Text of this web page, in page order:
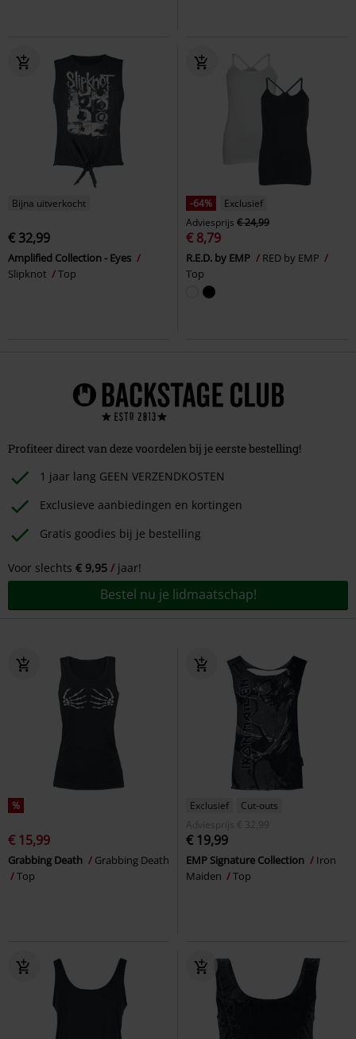
Bijna uitverkocht
€ 32,99
Amplified Collection - Eyes
Slipknot
Top
-64%
Exclusief
Adviesprijs € 24,99
€ 8,79
R.E.D. by EMP
RED by EMP
Top
Profiteer direct van deze voordelen bij je eerste bestelling!
1 jaar lang GEEN VERZENDKOSTEN
Exclusieve aanbiedingen en kortingen
Gratis goodies bij je bestelling
Voor slechts € 9,95 jaar!
Bestel nu je lidmaatschap!
%
€ 15,99
Grabbing Death
Grabbing Death
Top
Exclusief
Cut-outs
Adviesprijs
€ 32,99
€ 19,99
EMP Signature Collection
Iron
Maiden
Top